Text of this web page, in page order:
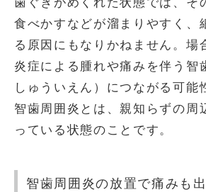
食べかすなどが溜まりやすく、
る原因にもなりかねません。場
炎症による腫れや痛みを伴う智
しゅういえん）につながる可能
智歯周囲炎とは、親知らずの周
っている状態のことです。
智歯周囲炎の放置で痛みも